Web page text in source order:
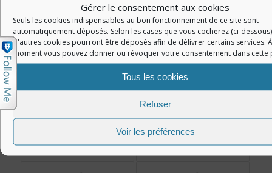
Gérer le consentement aux cookies
Seuls les cookies indispensables au bon fonctionnement de ce site sont
automatiquement déposés. Selon les cases que vous cocherez (ci-dessous)
d'autres cookies pourront être déposés afin de délivrer certains services.
moment vous pouvez donner ou révoquer votre consentement dans cette
Tous les cookies
Refuser
Voir les préférences
Vous aimerez peut-être aussi